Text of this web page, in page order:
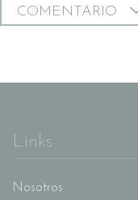
COMENTARIO
Links
Nosotros